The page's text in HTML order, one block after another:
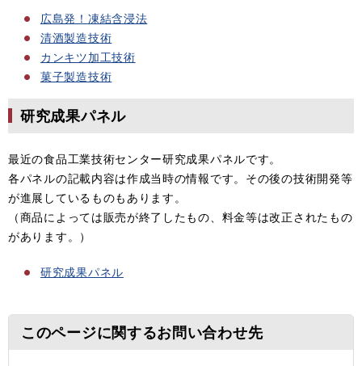
広島発！凍結含浸法
清酒製造技術
カンキツ加工技術
菓子製造技術
研究成果パネル
最近の食品工業技術センター研究成果パネルです。
各パネルの記載内容は作成当時の情報です。その後の技術開発等
が進展しているものもあります。
（商品によっては販売が終了したもの、料金等は改正されたもの
があります。）
研究成果パネル
このページに関するお問い合わせ先